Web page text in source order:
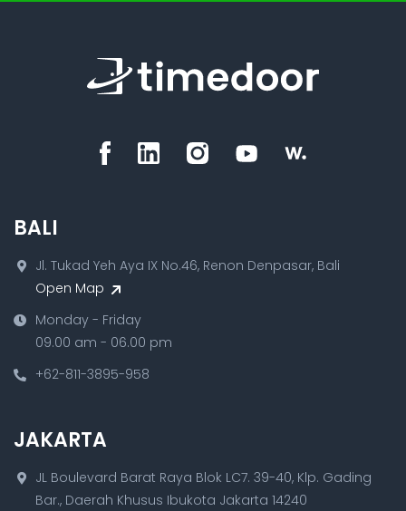
BALI
Jl. Tukad Yeh Aya IX No.46, Renon Denpasar, Bali
Open Map
Monday - Friday
09.00 am - 06.00 pm
+62-811-3895-958
JAKARTA
JL Boulevard Barat Raya Blok LC7. 39-40, Klp. Gading
Bar., Daerah Khusus Ibukota Jakarta 14240